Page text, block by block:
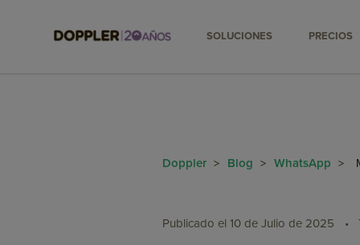
SOLUCIONES PRECIOS
Doppler > Blog > WhatsApp >
Publicado el 10 de Julio de 2025 •